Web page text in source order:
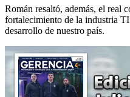
Román resaltó, además, el real
fortalecimiento de la industria
desarrollo de nuestro país.